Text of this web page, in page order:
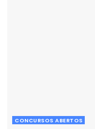
CONCURSOS ABERTOS